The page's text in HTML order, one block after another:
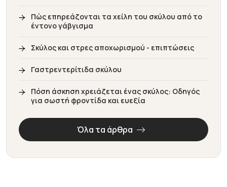
Πώς επηρεάζονται τα χείλη του σκύλου από το
έντονο γάβγισμα
Σκύλος και στρες αποχωρισμού - επιπτώσεις
Γαστρεντερίτιδα σκύλου
Πόση άσκηση χρειάζεται ένας σκύλος: Οδηγός
για σωστή φροντίδα και ευεξία
Όλα τα άρθρα